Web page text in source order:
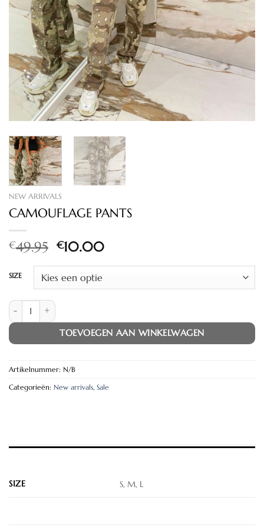
NEW ARRIVALS
CAMOUFLAGE PANTS
€49.95 Oorspronkelijke
was:
€49.95.
€10.00Huidige
€10.00.
SIZE
CAMOUFLAGE PANTS aantal
TOEVOEGEN AAN WINKELWAGEN
Artikelnummer: N/B
Categorieën: New arrivals, Sale
SIZE S, M, L